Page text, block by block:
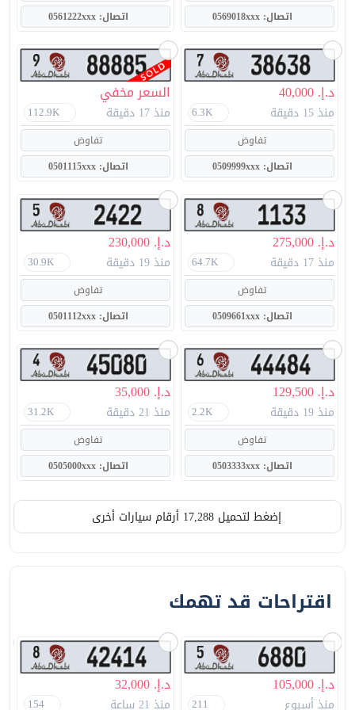
اتصال: 0569018xxx اتصال: 0561222xxx
د.إ. 40,000
منذ 15 دقيقة 6.3K
تفاوض
اتصال: 0509999xxx
السعر مخفي
منذ 17 دقيقة 112.9K
تفاوض
اتصال: 0501115xxx
د.إ. 275,000
منذ 17 دقيقة 64.7K
تفاوض
اتصال: 0509661xxx
د.إ. 230,000
منذ 19 دقيقة 30.9K
تفاوض
اتصال: 0501112xxx
د.إ. 129,500
منذ 19 دقيقة 2.2K
تفاوض
اتصال: 0503333xxx
د.إ. 35,000
منذ 21 دقيقة 31.2K
تفاوض
اتصال: 0505000xxx
إضغط لتحميل 17,288 أرقام سيارات أخرى
اقتراحات قد تهمك
د.إ. 105,000
منذ أسبوع 211
د.إ. 32,000
منذ 21 ساعة 154